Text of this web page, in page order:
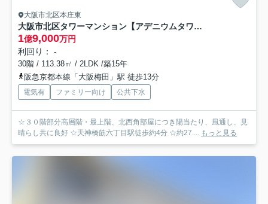
大阪市北区本庄東
大阪市北区タワーマンション【アデニウムタワー梅田イーストスクエア】
1億9,000万円
利回り： -
30階 / 113.38㎡ / 2LDK /築15年
阪急京都本線「大阪梅田」駅 徒歩13分
電気有 ファミリー向け 公共下水
☆３０階部分高層階・最上階、北西角部屋につき陽当たり、風通し、見
晴らし共に良好 ☆天神橋筋六丁目駅徒歩約4分 ☆約27.... もっと見る